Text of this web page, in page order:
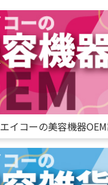
エイコーの美容機器